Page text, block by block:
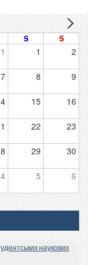
S S
1 2
7 8 9
15 16
22 23
29 30
4 5 6
наукових